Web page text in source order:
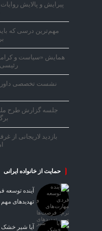
پیرایش و پالایش
مهم‌ترین درسی که
همایش «سیاست و
نشست تخصصی
جلسه گزارش طرح
بازدید لاریجانی از
حمایت از خانواده ایرانی
آینده
تهدیدهای مهم
آیا شیر خشک